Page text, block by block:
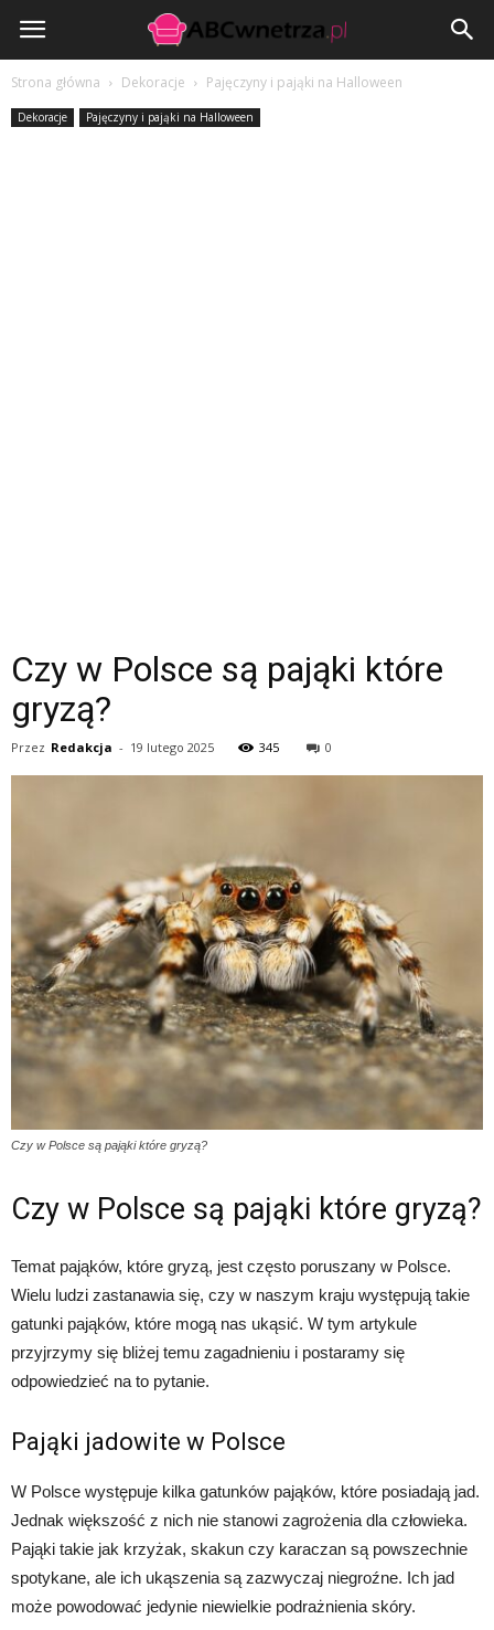
ABCwnetrza.pl
Strona główna Dekoracje Pajęczyny i pająki na Halloween
Dekoracje Pajęczyny i pająki na Halloween
Czy w Polsce są pająki które
gryzą?
Przez Redakcja - 19 lutego 2025 345 0
Czy w Polsce są pająki które gryzą?
Czy w Polsce są pająki które gryzą?
Temat pająków, które gryzą, jest często poruszany w Polsce.
Wielu ludzi zastanawia się, czy w naszym kraju występują takie
gatunki pająków, które mogą nas ukąsić. W tym artykule
przyjrzymy się bliżej temu zagadnieniu i postaramy się
odpowiedzieć na to pytanie.
Pająki jadowite w Polsce
W Polsce występuje kilka gatunków pająków, które posiadają jad.
Jednak większość z nich nie stanowi zagrożenia dla człowieka.
Pająki takie jak krzyżak, skakun czy karaczan są powszechnie
spotykane, ale ich ukąszenia są zazwyczaj niegroźne. Ich jad
może powodować jedynie niewielkie podrażnienia skóry.